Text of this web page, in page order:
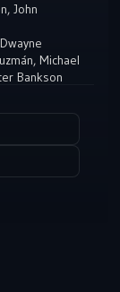
tierra
, John
Dwayne
, Michael
Bankson